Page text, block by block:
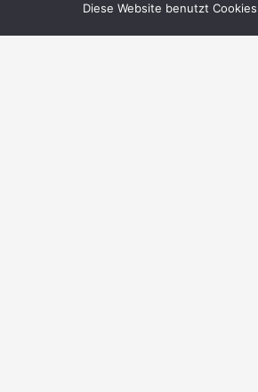
Diese Website benutzt